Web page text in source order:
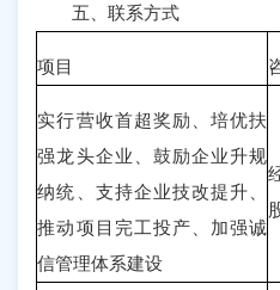
五、联系方式
项目
实行营收首超奖励、培优扶
强龙头企业、鼓励企业升规
纳统、支持企业技改提升、
推动项目完工投产、加强诚
信管理体系建设